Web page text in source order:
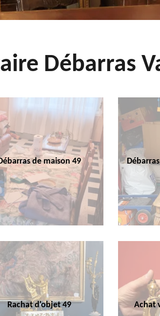
Débarras
de maison 49
Rachat d'objet 49 Achat